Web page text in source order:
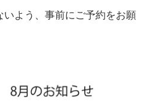
いよう、事前にご予約をお願